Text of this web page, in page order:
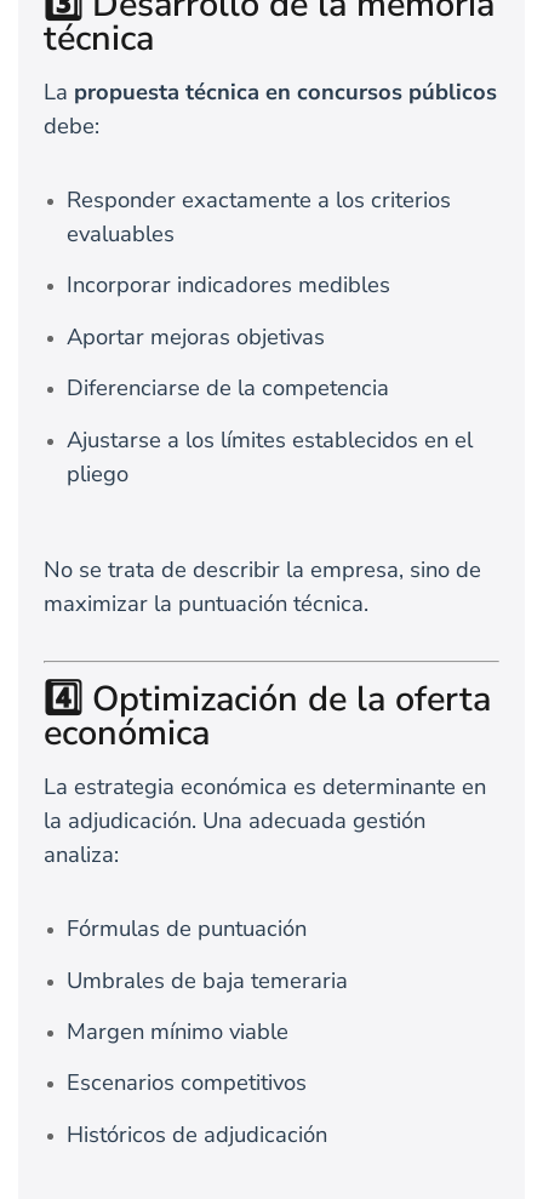
técnica
La propuesta técnica en concursos públicos
debe:
Responder exactamente a los criterios
evaluables
Incorporar indicadores medibles
Aportar mejoras objetivas
Diferenciarse de la competencia
Ajustarse a los límites establecidos en el
pliego
No se trata de describir la empresa, sino de
maximizar la puntuación técnica.
4️⃣ Optimización de la oferta
económica
La estrategia económica es determinante en
la adjudicación. Una adecuada gestión
analiza:
Fórmulas de puntuación
Umbrales de baja temeraria
Margen mínimo viable
Escenarios competitivos
Históricos de adjudicación